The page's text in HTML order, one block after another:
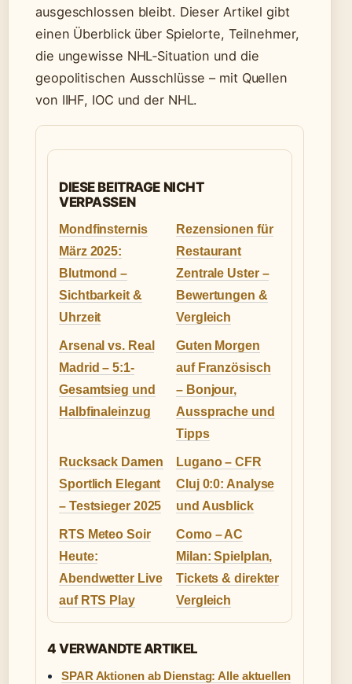
ausgeschlossen bleibt. Dieser Artikel gibt
einen Überblick über Spielorte, Teilnehmer,
die ungewisse NHL‑Situation und die
geopolitischen Ausschlüsse – mit Quellen
von IIHF, IOC und der NHL.
DIESE BEITRAGE NICHT
VERPASSEN
Mondfinsternis
März 2025:
Blutmond –
Sichtbarkeit &
Uhrzeit
Rezensionen für
Restaurant
Zentrale Uster –
Bewertungen &
Vergleich
Arsenal vs. Real
Madrid – 5:1-
Gesamtsieg und
Halbfinaleinzug
Guten Morgen
auf Französisch
– Bonjour,
Aussprache und
Tipps
Rucksack Damen
Sportlich Elegant
– Testsieger 2025
Lugano – CFR
Cluj 0:0: Analyse
und Ausblick
RTS Meteo Soir
Heute:
Abendwetter Live
auf RTS Play
Como – AC
Milan: Spielplan,
Tickets & direkter
Vergleich
4 VERWANDTE ARTIKEL
SPAR Aktionen ab Dienstag: Alle aktuellen